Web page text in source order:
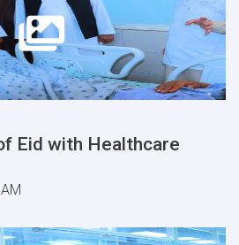
Eid with Healthcare